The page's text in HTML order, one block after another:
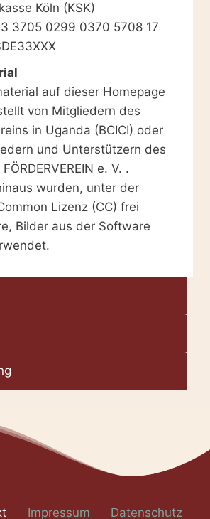
Köln (KSK)
3705 0299 0370 5708 17
auf dieser Homepage
von Mitgliedern des
in Uganda (BCICI) oder
und Unterstützern des
e. V. .
wurden, unter der
Lizenz (CC) frei
Bilder aus der Software
Impressum Datenschutz